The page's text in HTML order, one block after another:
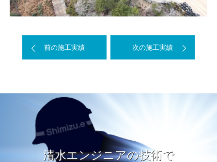
前の施工実績 次の施工実績
清水エンジニアの技術で